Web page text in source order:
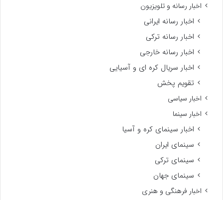
اخبار رسانه و تلویزیون
اخبار رسانه ایرانی
اخبار رسانه ترکی
اخبار رسانه خارجی
اخبار سریال کره ای و آسیایی
تقویم پخش
اخبار سیاسی
اخبار سینما
اخبار سینمای کره و آسیا
سینمای ایران
سینمای ترکی
سینمای جهان
اخبار فرهنگی و هنری